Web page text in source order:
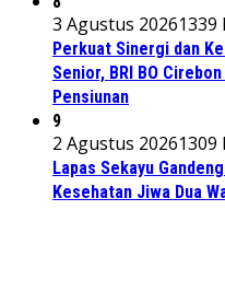
3 Agustus 20261339
Perkuat Sinergi dan
Senior, BRI BO
Pensiunan
9
2 Agustus 20261309
Lapas Sekayu
Kesehatan Jiwa Dua